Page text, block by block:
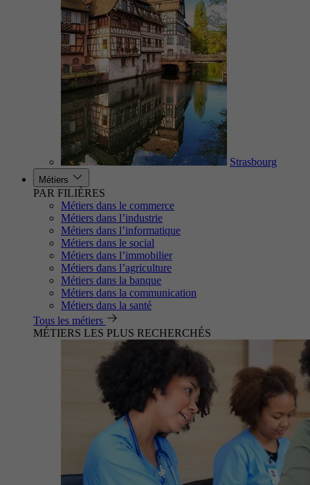
Strasbourg
Métiers
PAR FILIÈRES
Métiers dans le commerce
Métiers dans l’industrie
Métiers dans l’informatique
Métiers dans le social
Métiers dans l’immobilier
Métiers dans l’agriculture
Métiers dans la banque
Métiers dans la communication
Métiers dans la santé
Tous les métiers
MÉTIERS LES PLUS RECHERCHÉS